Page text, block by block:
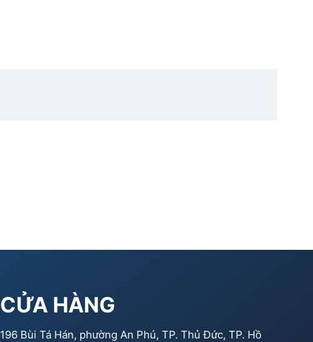
CỬA HÀNG
196 Bùi Tá Hán, phường An Phú, TP. Thủ Đức, TP. Hồ